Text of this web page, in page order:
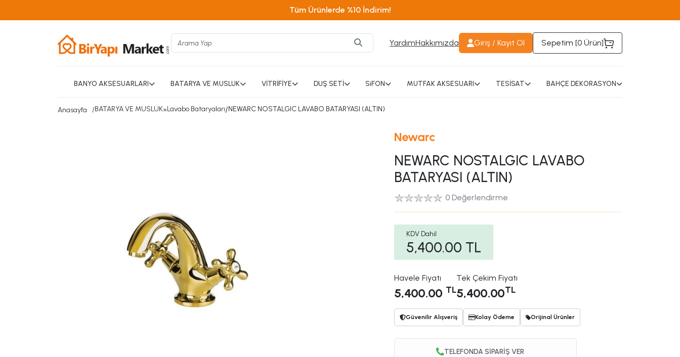
Tüm Ürünlerde %10 İndirim!
YardımHakkımızda Giriş / Kayıt Ol Sepetim [0 Ürün]
BANYO AKSESUARLARI BATARYA VE MUSLUK VİTRİFİYE DUŞ SETİ SiFON MUTFAK AKSESUARI TESİSAT BAHÇE DEKORASYON
Anasayfa BATARYA VE MUSLUK»Lavabo Bataryaları/NEWARC NOSTALGIC LAVABO BATARYASI (ALTIN)
Newarc
NEWARC NOSTALGIC LAVABO
BATARYASI (ALTIN)
0 Değerlendirme
KDV Dahil
5,400.00 TL
Havele Fiyatı
5,400.00 TL
Tek Çekim Fiyatı
5,400.00TL
Güvenilir Alışveriş Kolay Ödeme Orijinal Ürünler
TELEFONDA SİPARİŞ VER